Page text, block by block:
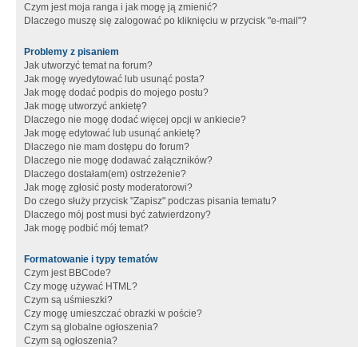
Czym jest moja ranga i jak mogę ją zmienić?
Dlaczego muszę się zalogować po kliknięciu w przycisk "e-mail"?
Problemy z pisaniem
Jak utworzyć temat na forum?
Jak mogę wyedytować lub usunąć posta?
Jak mogę dodać podpis do mojego postu?
Jak mogę utworzyć ankietę?
Dlaczego nie mogę dodać więcej opcji w ankiecie?
Jak mogę edytować lub usunąć ankietę?
Dlaczego nie mam dostępu do forum?
Dlaczego nie mogę dodawać załączników?
Dlaczego dostałam(em) ostrzeżenie?
Jak mogę zgłosić posty moderatorowi?
Do czego służy przycisk "Zapisz" podczas pisania tematu?
Dlaczego mój post musi być zatwierdzony?
Jak mogę podbić mój temat?
Formatowanie i typy tematów
Czym jest BBCode?
Czy mogę używać HTML?
Czym są uśmieszki?
Czy mogę umieszczać obrazki w poście?
Czym są globalne ogłoszenia?
Czym są ogłoszenia?